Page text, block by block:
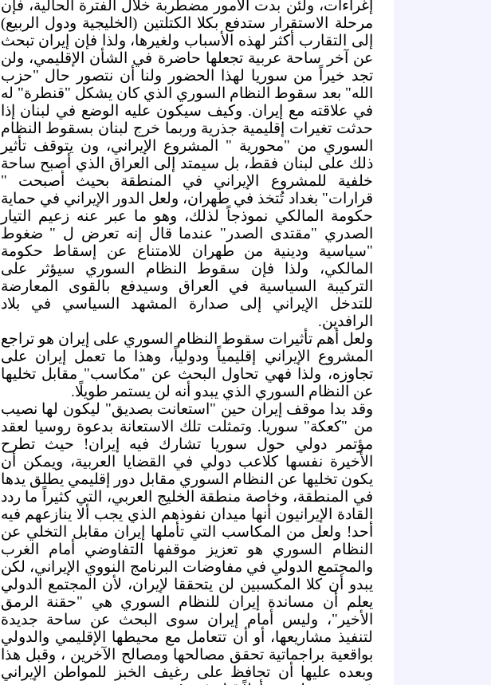
إغراءات، ولئن بدت الأمور مضطربة خلال الفترة الحالية، فإن
مرحلة الاستقرار ستدفع بكلا الكتلتين (الخليجية ودول الربيع)
إلى التقارب أكثر لهذه الأسباب ولغيرها، ولذا فإن إيران تبحث
عن آخر ساحة عربية تجعلها حاضرة في الشأن الإقليمي، ولن
تجد خيراً من سوريا لهذا الحضور ولنا أن نتصور حال "حزب
الله" بعد سقوط النظام السوري الذي كان يشكل "قنطرة" له
في علاقته مع إيران. وكيف سيكون عليه الوضع في لبنان إذا
حدثت تغيرات إقليمية جذرية وربما خرج لبنان بسقوط النظام
السوري من "محورية " المشروع الإيراني، ون يتوقف تأثير
ذلك على لبنان فقط، بل سيمتد إلى العراق الذي أصبح ساحة
خلفية للمشروع الإيراني في المنطقة بحيث أصبحت "
قرارات" بغداد تُتخذ في طهران، ولعل الدور الإيراني في حماية
حكومة المالكي نموذجاً لذلك، وهو ما عبر عنه زعيم التيار
الصدري "مقتدى الصدر" عندما قال إنه تعرض ل " ضغوط
"سياسية ودينية من طهران للامتناع عن إسقاط حكومة
المالكي، ولذا فإن سقوط النظام السوري سيؤثر على
التركيبة السياسية في العراق وسيدفع بالقوى المعارضة
للتدخل الإيراني إلى صدارة المشهد السياسي في بلاد
الرافدين.
ولعل أهم تأثيرات سقوط النظام السوري على إيران هو تراجع
المشروع الإيراني إقليمياً ودولياً، وهذا ما تعمل إيران على
تجاوزه، ولذا فهي تحاول البحث عن "مكاسب" مقابل تخليها
عن النظام السوري الذي يبدو أنه لن يستمر طويلًا.
وقد بدا موقف إيران حين "استعانت بصديق" ليكون لها نصيب
من "كعكة" سوريا. وتمثلت تلك الاستعانة بدعوة روسيا لعقد
مؤتمر دولي حول سوريا تشارك فيه إيران! حيث تطرح
الأخيرة نفسها كلاعب دولي في القضايا العربية، ويمكن أن
يكون تخليها عن النظام السوري مقابل دور إقليمي يطلق يدها
في المنطقة، وخاصة منطقة الخليج العربي، التي كثيراً ما ردد
القادة الإيرانيون أنها ميدان نفوذهم الذي يجب ألا ينازعهم فيه
أحد! ولعل من المكاسب التي تأملها إيران مقابل التخلي عن
النظام السوري هو تعزيز موقفها التفاوضي أمام الغرب
والمجتمع الدولي في مفاوضات البرنامج النووي الإيراني، لكن
يبدو أن كلا المكسبين لن يتحققا لإيران، لأن المجتمع الدولي
يعلم أن مساندة إيران للنظام السوري هي "حقنة الرمق
الأخير"، وليس أمام إيران سوى البحث عن ساحة جديدة
لتنفيذ مشاريعها، أو أن تتعامل مع محيطها الإقليمي والدولي
بواقعية براجماتية تحقق مصالحها ومصالح الآخرين ، وقبل هذا
وبعده عليها أن تحافظ على رغيف الخبز للمواطن الإيراني